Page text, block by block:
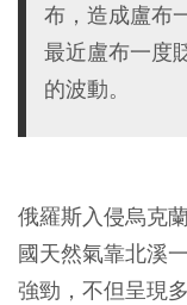
布，造成盧布
最近盧布一度
的波動。
俄羅斯入侵烏克
國天然氣靠北溪
強勁，不但呈現